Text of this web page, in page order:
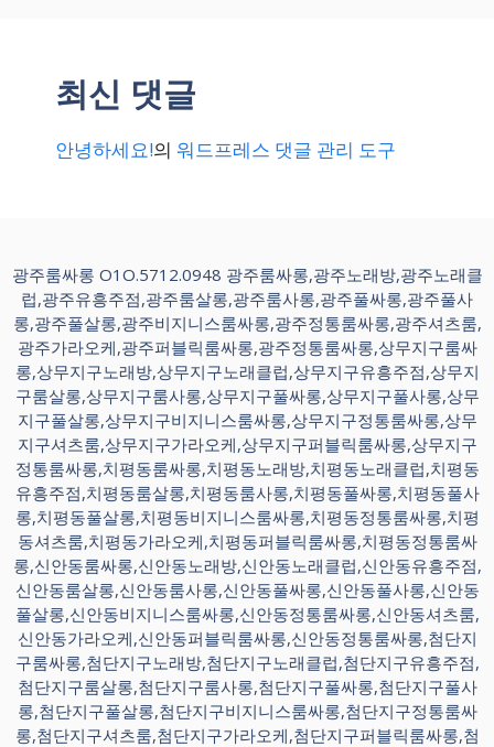
최신 댓글
안녕하세요!의 워드프레스 댓글 관리 도구
광주룸싸롱 O1O.5712.0948 광주룸싸롱,광주노래방,광주노래클
럽,광주유흥주점,광주룸살롱,광주룸사롱,광주풀싸롱,광주풀사
롱,광주풀살롱,광주비지니스룸싸롱,광주정통룸싸롱,광주셔츠룸,
광주가라오케,광주퍼블릭룸싸롱,광주정통룸싸롱,상무지구룸싸
롱,상무지구노래방,상무지구노래클럽,상무지구유흥주점,상무지
구룸살롱,상무지구룸사롱,상무지구풀싸롱,상무지구풀사롱,상무
지구풀살롱,상무지구비지니스룸싸롱,상무지구정통룸싸롱,상무
지구셔츠룸,상무지구가라오케,상무지구퍼블릭룸싸롱,상무지구
정통룸싸롱,치평동룸싸롱,치평동노래방,치평동노래클럽,치평동
유흥주점,치평동룸살롱,치평동룸사롱,치평동풀싸롱,치평동풀사
롱,치평동풀살롱,치평동비지니스룸싸롱,치평동정통룸싸롱,치평
동셔츠룸,치평동가라오케,치평동퍼블릭룸싸롱,치평동정통룸싸
롱,신안동룸싸롱,신안동노래방,신안동노래클럽,신안동유흥주점,
신안동룸살롱,신안동룸사롱,신안동풀싸롱,신안동풀사롱,신안동
풀살롱,신안동비지니스룸싸롱,신안동정통룸싸롱,신안동셔츠룸,
신안동가라오케,신안동퍼블릭룸싸롱,신안동정통룸싸롱,첨단지
구룸싸롱,첨단지구노래방,첨단지구노래클럽,첨단지구유흥주점,
첨단지구룸살롱,첨단지구룸사롱,첨단지구풀싸롱,첨단지구풀사
롱,첨단지구풀살롱,첨단지구비지니스룸싸롱,첨단지구정통룸싸
롱,첨단지구셔츠룸,첨단지구가라오케,첨단지구퍼블릭룸싸롱,첨